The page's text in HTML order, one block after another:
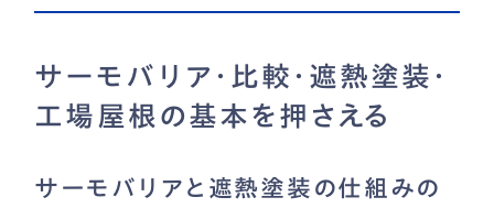
サーモバリア・比較・遮熱塗装・
工場屋根の基本を押さえる
サーモバリアと遮熱塗装の仕組みの